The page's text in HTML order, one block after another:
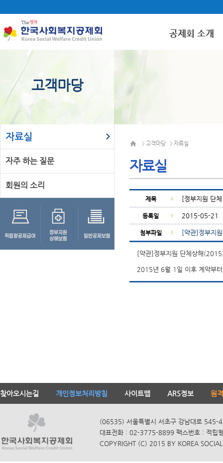
공제회 소개
고객마당
자료실
자주 하는 질문
회원의 소리
> 고객마당 > 자료실
자료실
제목 [정부지원 단
등록일 2015-05-21
첨부파일 [약관]정부지
[약관]정부지원 단체상해
2015년 6월 1일 이후 계약부
찾아오시는길 개인정보처리방침 사이트맵 ARS정보 원
(06535) 서울특별시 서초구 강남대로 545-
대표전화 : 02-3775-8899 팩스번호 : 적립
COPYRIGHT (C) 2015 BY KOREA SOCIAL